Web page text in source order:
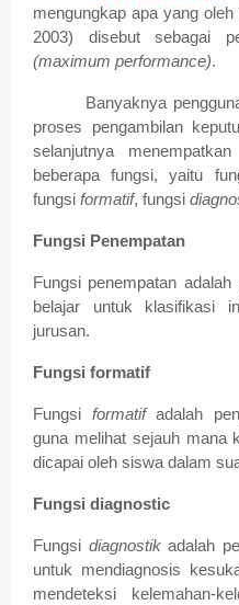
mengungkap apa yang
2003) disebut sebagai
(maximum performance).
Banyaknya
proses pengambilan
selanjutnya menempatkan
beberapa fungsi, yaitu
fungsi formatif, fungsi
Fungsi Penempatan
Fungsi penempatan
belajar untuk klasifikasi
jurusan.
Fungsi formatif
Fungsi formatifadalah
guna melihat sejauh mana
dicapai oleh siswa dalam
Fungsi diagnostic
Fungsi diagnostikadalah
untuk mendiagnosis
mendeteksi kelemahan-